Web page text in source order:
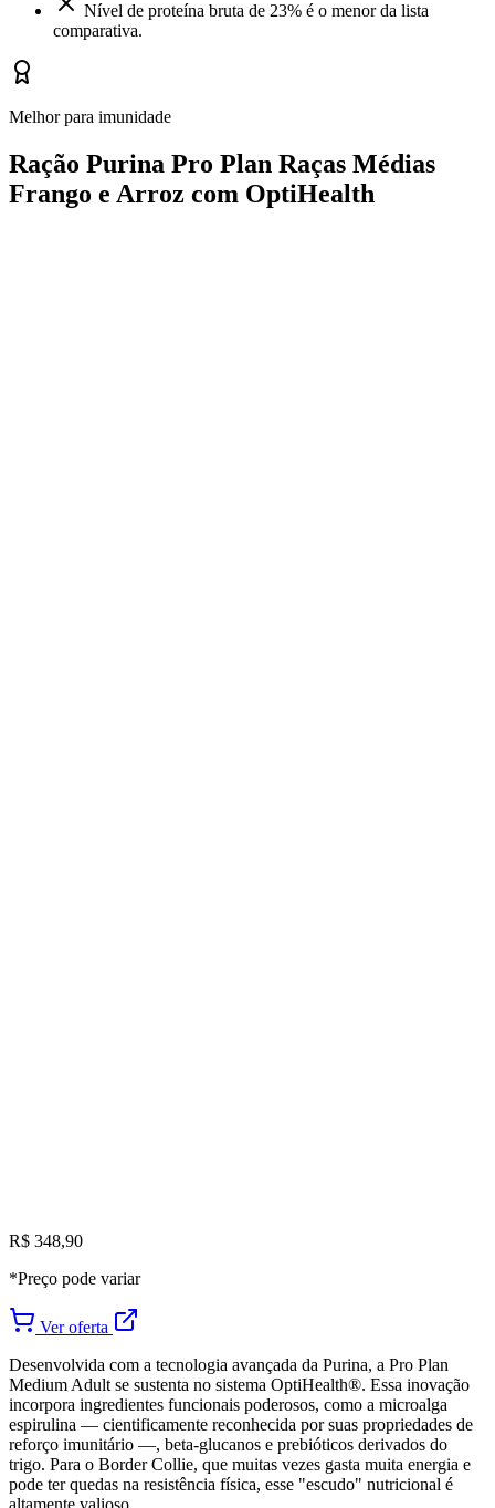
Nível de proteína bruta de 23% é o menor da lista
comparativa.
Melhor para imunidade
Ração Purina Pro Plan Raças Médias
Frango e Arroz com OptiHealth
R$ 348,90
*Preço pode variar
Ver oferta
Desenvolvida com a tecnologia avançada da Purina, a Pro Plan
Medium Adult se sustenta no sistema OptiHealth®. Essa inovação
incorpora ingredientes funcionais poderosos, como a microalga
espirulina — cientificamente reconhecida por suas propriedades de
reforço imunitário —, beta-glucanos e prebióticos derivados do
trigo. Para o Border Collie, que muitas vezes gasta muita energia e
pode ter quedas na resistência física, esse "escudo" nutricional é
altamente valioso.